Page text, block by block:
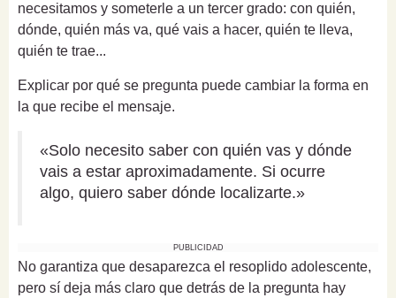
necesitamos y someterle a un tercer grado: con quién,
dónde, quién más va, qué vais a hacer, quién te lleva,
quién te trae...
Explicar por qué se pregunta puede cambiar la forma en
la que recibe el mensaje.
«Solo necesito saber con quién vas y dónde
vais a estar aproximadamente. Si ocurre
algo, quiero saber dónde localizarte.»
PUBLICIDAD
No garantiza que desaparezca el resoplido adolescente,
pero sí deja más claro que detrás de la pregunta hay